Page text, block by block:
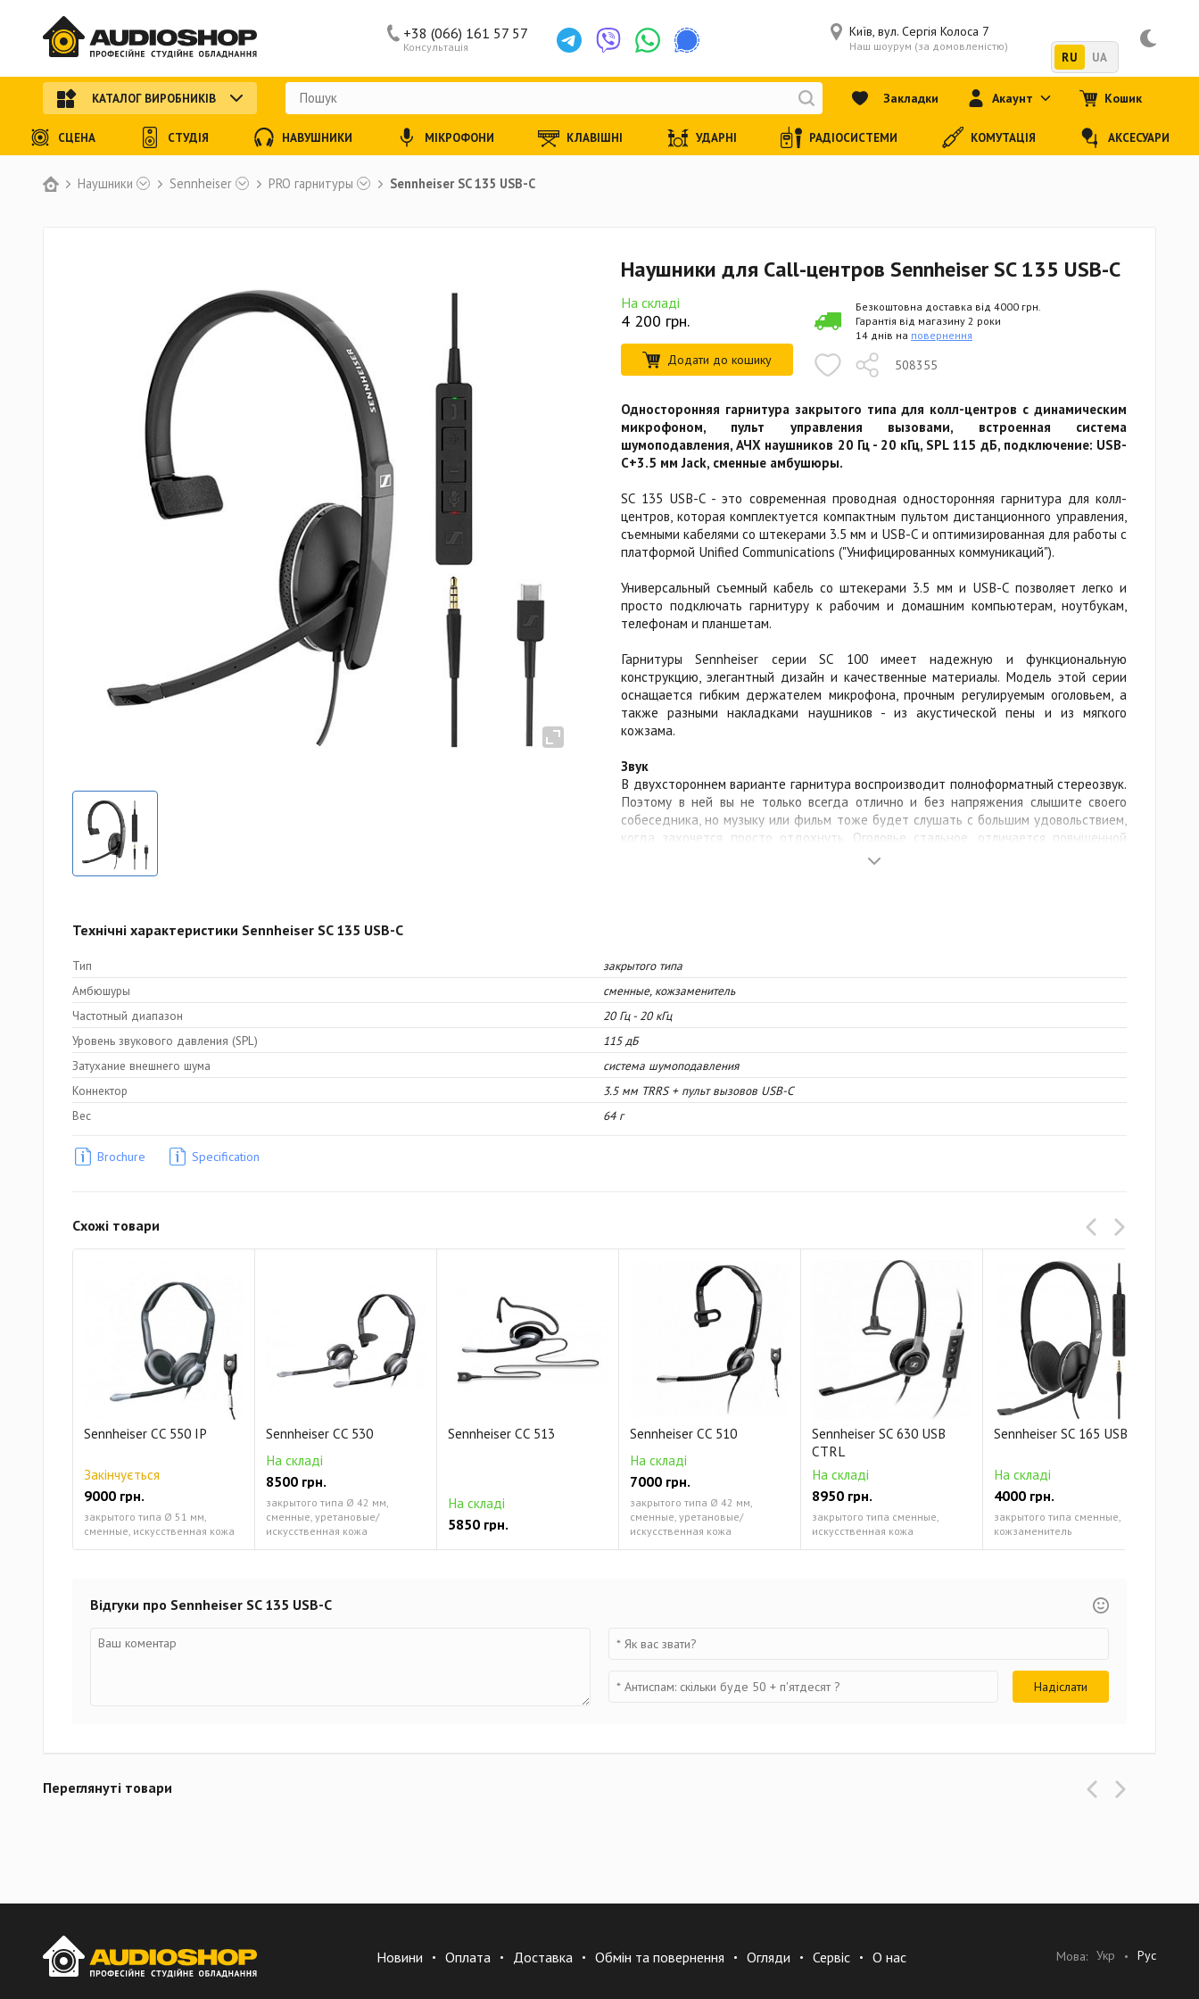
Наушники Sennheiser PRO гарнитуры Sennheiser SC 135 USB-C
Наушники для Call-центров Sennheiser SC 135 USB-C
На складі
4 200 грн.
Додати до кошику 508355
Безкоштовна доставка від 4000 грн.
Гарантія від магазину 2 роки
14 днів на повернення
Односторонняя гарнитура закрытого типа для колл-центров с динамическим
микрофоном, пульт управления вызовами, встроенная система
шумоподавления, АЧХ наушников 20 Гц - 20 кГц, SPL 115 дБ, подключение: USB-
C+3.5 мм Jack, сменные амбушюры.
SC 135 USB-C - это современная проводная односторонняя гарнитура для колл-
центров, которая комплектуется компактным пультом дистанционного управления,
съемными кабелями со штекерами 3.5 мм и USB-C и оптимизированная для работы с
платформой Unified Communications ("Унифицированных коммуникаций").
Универсальный съемный кабель со штекерами 3.5 мм и USB-C позволяет легко и
просто подключать гарнитуру к рабочим и домашним компьютерам, ноутбукам,
телефонам и планшетам.
Гарнитуры Sennheiser серии SC 100 имеет надежную и функциональную
конструкцию, элегантный дизайн и качественные материалы. Модель этой серии
оснащается гибким держателем микрофона, прочным регулируемым оголовьем, а
также разными накладками наушников - из акустической пены и из мягкого
кожзама.
Звук
В двухстороннем варианте гарнитура воспроизводит полноформатный стереозвук.
Поэтому в ней вы не только всегда отлично и без напряжения слышите своего
собеседника, но музыку или фильм тоже будет слушать с большим удовольствием,
когда захочется просто отдохнуть. Оголовье стальное, отличается повышенной
прочностью, чашки наушников удобно складываются. А в сложенном виде
максимальную четкость и наивысшее качество передачи и воспроизведения речи в
любых условиях, и ваш собеседник на другом конце линии гарантированно услышит
каждое ваше слово, так как если бы вы разговаривали с ним лицом к лицу.
Технічні характеристики Sennheiser SC 135 USB-C
Тип
закрытого типа
Амбюшуры
сменные, кожзаменитель
Частотный диапазон
20 Гц - 20 кГц
Уровень звукового давления (SPL)
115 дБ
Затухание внешнего шума
система шумоподавления
Коннектор
3.5 мм TRRS + пульт вызовов USB-C
Вес
64 г
Brochure Specification
Схожі товари
Sennheiser CC 550 IP
Закінчується
9000 грн.
закрытого типа Ø 51 мм,
сменные, искусственная кожа
Sennheiser CC 530
На складі
8500 грн.
закрытого типа Ø 42 мм,
сменные, уретановые/
искусственная кожа
Sennheiser CC 513
На складі
5850 грн.
Sennheiser CC 510
На складі
7000 грн.
закрытого типа Ø 42 мм,
сменные, уретановые/
искусственная кожа
Sennheiser SC 630 USB
CTRL
На складі
8950 грн.
закрытого типа сменные,
искусственная кожа
Sennheiser SC 165 USB-C
На складі
4000 грн.
закрытого типа сменные,
кожзаменитель
Відгуки про Sennheiser SC 135 USB-C
Переглянуті товари
Консультація
+38 (066) 161 57 57 Київ, вул. Сергія Колоса 7
Наш шоурум (за домовленістю)
RU UA
КАТАЛОГ ВИРОБНИКІВ Закладки Акаунт Кошик
СЦЕНА СТУДІЯ НАВУШНИКИ МІКРОФОНИ КЛАВІШНІ УДАРНІ РАДІОСИСТЕМИ КОМУТАЦІЯ АКСЕСУАРИ
Новини Оплата Доставка Обмін та повернення Огляди Сервіс О нас Мова: Укр Рус